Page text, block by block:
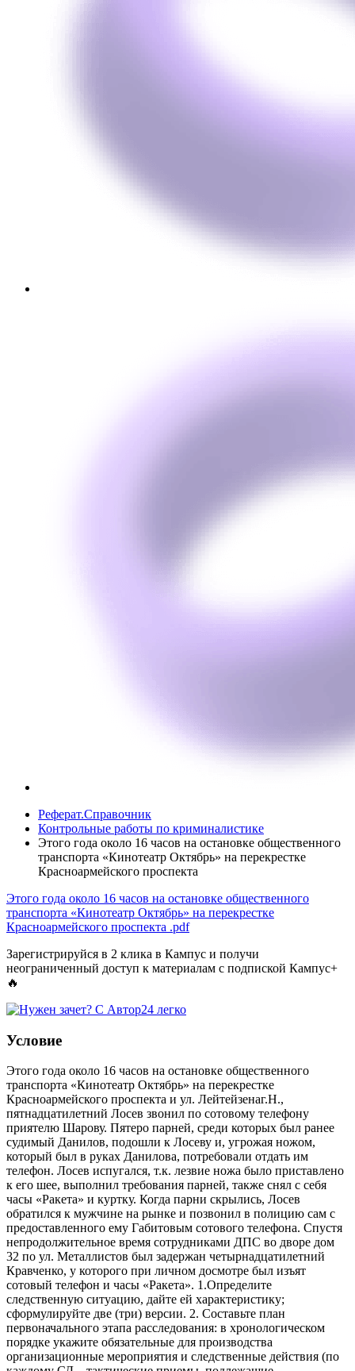
Реферат.Справочник
Контрольные работы по криминалистике
Этого года около 16 часов на остановке общественного
транспорта «Кинотеатр Октябрь» на перекрестке
Красноармейского проспекта
Этого года около 16 часов на остановке общественного
транспорта «Кинотеатр Октябрь» на перекрестке
Красноармейского проспекта .pdf
Зарегистрируйся в 2 клика в Кампус и получи
неограниченный доступ к материалам с подпиской Кампус+
🔥
Условие
Этого года около 16 часов на остановке общественного
транспорта «Кинотеатр Октябрь» на перекрестке
Красноармейского проспекта и ул. Лейтейзенаг.Н.,
пятнадцатилетний Лосев звонил по сотовому телефону
приятелю Шарову. Пятеро парней, среди которых был ранее
судимый Данилов, подошли к Лосеву и, угрожая ножом,
который был в руках Данилова, потребовали отдать им
телефон. Лосев испугался, т.к. лезвие ножа было приставлено
к его шее, выполнил требования парней, также снял с себя
часы «Ракета» и куртку. Когда парни скрылись, Лосев
обратился к мужчине на рынке и позвонил в полицию сам с
предоставленного ему Габитовым сотового телефона. Спустя
непродолжительное время сотрудниками ДПС во дворе дом
32 по ул. Металлистов был задержан четырнадцатилетний
Кравченко, у которого при личном досмотре был изъят
сотовый телефон и часы «Ракета». 1.Определите
следственную ситуацию, дайте ей характеристику;
сформулируйте две (три) версии. 2. Составьте план
первоначального этапа расследования: в хронологическом
порядке укажите обязательные для производства
организационные мероприятия и следственные действия (по